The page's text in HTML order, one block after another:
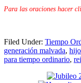
Para las oraciones hacer
Filed Under: Tiempo
generación malvada,
para tiempo ordinario,
Primary